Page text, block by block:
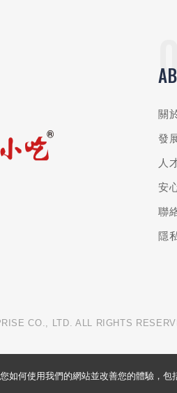
關
發
人
安
聯
隱
CO., LTD. ALL RIGHTS
如何使用我們的網站並改善您的體驗，